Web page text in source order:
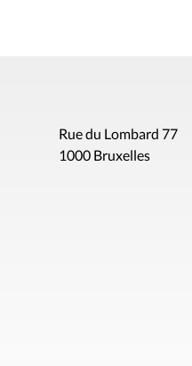
Rue du Lombard 77
1000 Bruxelles